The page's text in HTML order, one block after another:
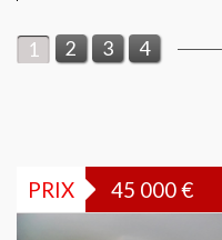
1 2 3 4
PRIX 45 000€